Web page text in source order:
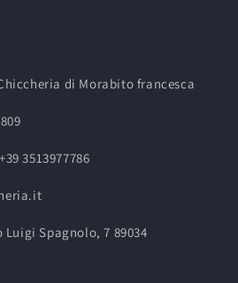
di Morabito francesca
3513977786
Spagnolo, 7 89034